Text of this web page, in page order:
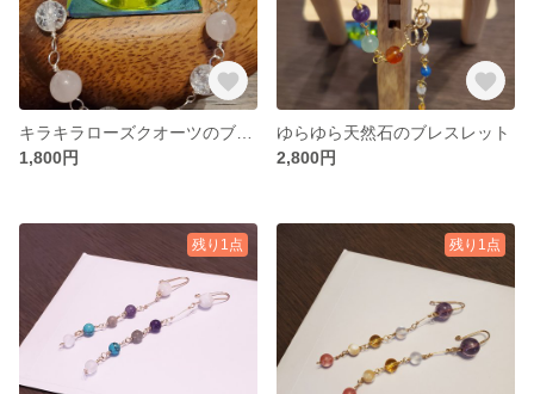
1,800円
ゆらゆら天然石のブレスレット
2,800円
残り1点 残り1点